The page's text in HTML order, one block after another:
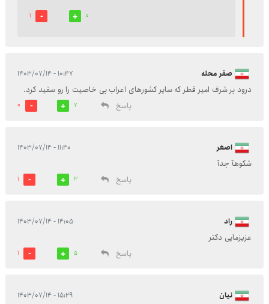
0
1
صفر محله ۱۰:۴۷ - ۱۴۰۳/۰۷/۱۴
درود بر شرف امیر قطر که سایر کشورهای اعراب بی خاصیت را رو سفید کرد.
پاسخ
7
0
اصغر ۱۱:۴۰ - ۱۴۰۳/۰۷/۱۴
شکوهٱ جدٱ
پاسخ
3
1
راد ۱۴:۰۵ - ۱۴۰۳/۰۷/۱۴
عزیزمایی دکتر
پاسخ
5
1
نیان ۱۵:۲۹ - ۱۴۰۳/۰۷/۱۴